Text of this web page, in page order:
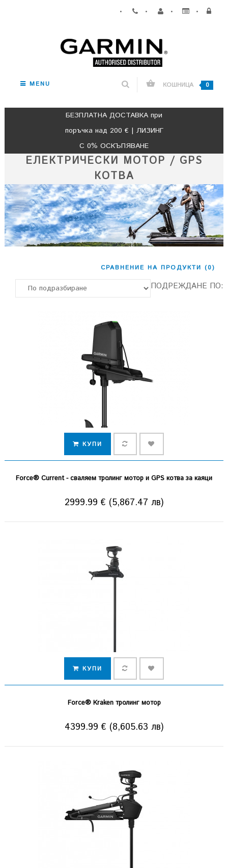
• • • •
MENU КОШНИЦА 0
БЕЗПЛАТНА ДОСТАВКА при
поръчка над 200 € | ЛИЗИНГ
С 0% ОСКЪПЯВАНЕ
ЕЛЕКТРИЧЕСКИ МОТОР / GPS
КОТВА
СРАВНЕНИЕ НА ПРОДУКТИ (0)
ПОДРЕЖДАНЕ ПО:
КУПИ
Force® Current - сваляем тролинг мотор и GPS котва за каяци
2999.99 € (5,867.47 лв)
КУПИ
Force® Kraken тролинг мотор
4399.99 € (8,605.63 лв)